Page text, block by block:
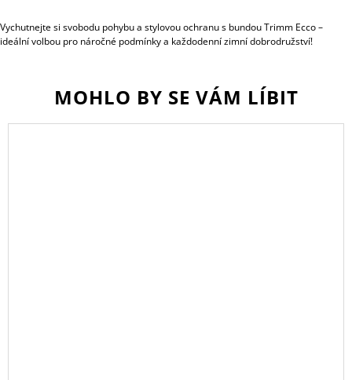
Vychutnejte si svobodu pohybu a stylovou ochranu s bundou Trimm Ecco –
ideální volbou pro náročné podmínky a každodenní zimní dobrodružství!
MOHLO BY SE VÁM LÍBIT